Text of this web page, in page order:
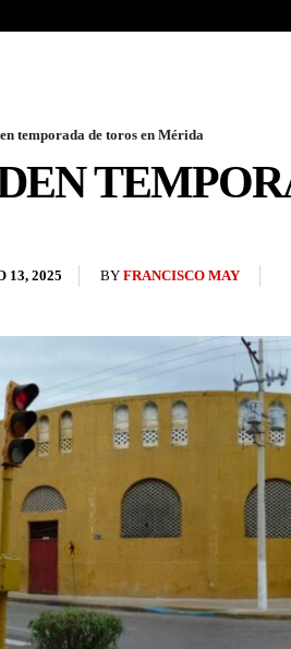
temporada de toros en Mérida
13, 2025 BY FRANCISCO MAY